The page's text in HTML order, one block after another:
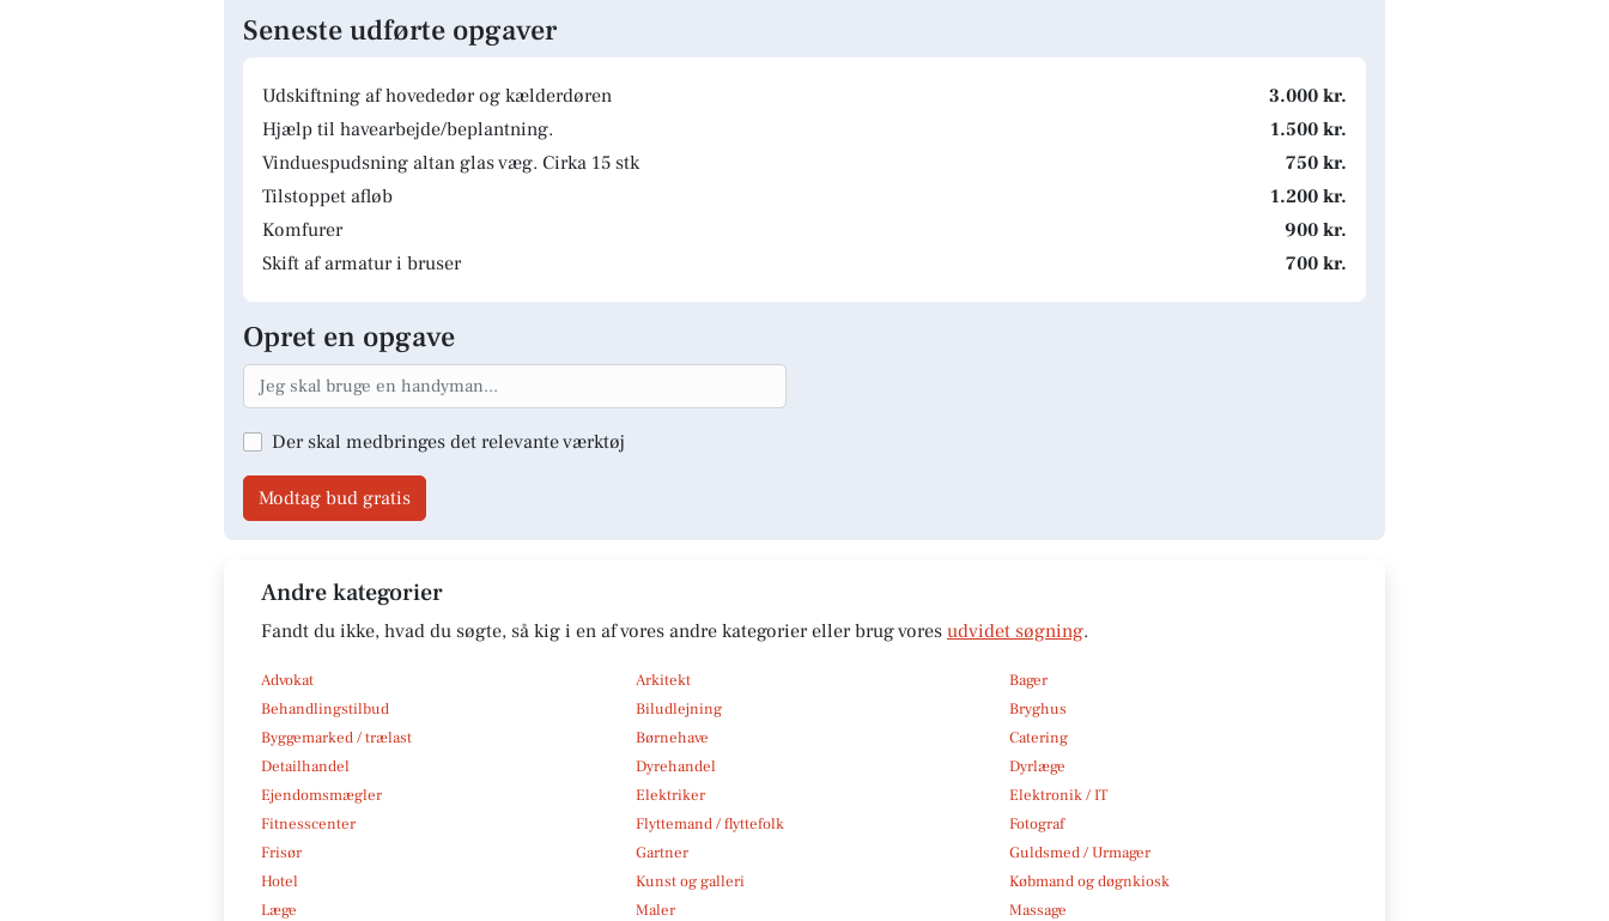
Seneste udførte opgaver
Udskiftning af hovededør og kælderdøren
3.000 kr.
Hjælp til havearbejde/beplantning.
1.500 kr.
Vinduespudsning altan glas væg. Cirka 15 stk
750 kr.
Tilstoppet afløb
1.200 kr.
Komfurer
900 kr.
Skift af armatur i bruser
700 kr.
Opret en opgave
Der skal medbringes det relevante værktøj
Modtag bud gratis
Andre kategorier
Fandt du ikke, hvad du søgte, så kig i en af vores andre kategorier eller brug vores udvidet søgning.
Advokat Arkitekt
Bager
Behandlingstilbud
Biludlejning
Bryghus
Byggemarked / trælast
Børnehave
Catering
Detailhandel
Dyrehandel
Dyrlæge
Ejendomsmægler
Elektriker
Elektronik / IT
Fitnesscenter
Flyttemand / flyttefolk
Fotograf
Frisør
Gartner
Guldsmed / Urmager
Hotel
Kunst og galleri
Købmand og døgnkiosk
Læge
Maler
Massage